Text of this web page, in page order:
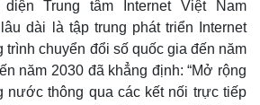
Quân sự - Quốc phòng
Trung tâm Internet Việt Nam
dài là tập trung phát triển Internet
chuyển đổi số quốc gia đến năm
năm 2030 đã khẳng định: “Mở rộng
nước thông qua các kết nối trực tiếp